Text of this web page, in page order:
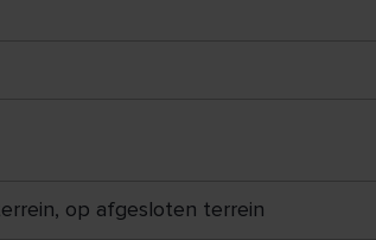
op afgesloten terrein